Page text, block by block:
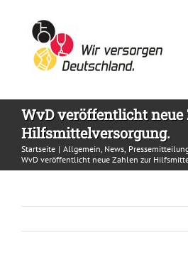
springen
WvD veröffentlicht neue
Hilfsmittelversorgung.
Startseite Allgemein News
WvD veröffentlicht neue Zahlen zur